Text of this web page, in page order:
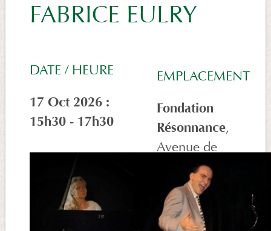
FABRICE EULRY
EMPLACEMENT
Fondation
Résonnance,
Avenue de
Plan 9a,
Morges, 1110,
Suisse
DATE / HEURE
17 Oct 2026 :
15h30 - 17h30